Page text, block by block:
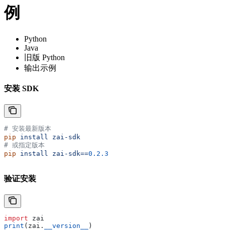
例
Python
Java
旧版 Python
输出示例
安装 SDK
# 安装最新版本
pip install zai-sdk
# 或指定版本
pip install zai-sdk==0.2.3
验证安装
import zai
print (zai. __version__ )